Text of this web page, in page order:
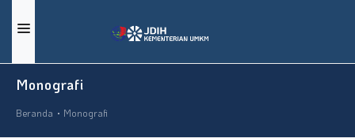
BERANDA
DOKUMEN
Monografi
Beranda Monografi